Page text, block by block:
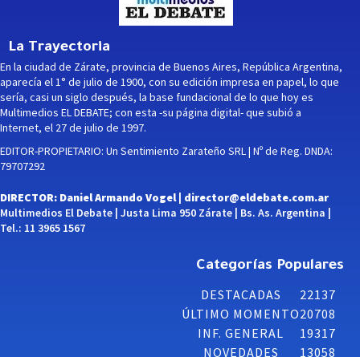
La Trayectoria
En la ciudad de Zárate, provincia de Buenos Aires, República Argentina,
aparecía el 1° de julio de 1900, con su edición impresa en papel, lo que
sería, casi un siglo después, la base fundacional de lo que hoy es
Multimedios EL DEBATE; con esta -su página digital- que subió a
Internet, el 27 de julio de 1997.
EDITOR-PROPIETARIO: Un Sentimiento Zarateño SRL | Nº de Reg. DNDA:
79707292
DIRECTOR: Daniel Armando Vogel | director@eldebate.com.ar
Multimedios El Debate | Justa Lima 950 Zárate | Bs. As. Argentina |
Tel.: 11 3965 1567
Categorías Populares
DESTACADAS
22137
ÚLTIMO MOMENTO20708
INF. GENERAL
19317
NOVEDADES
13058